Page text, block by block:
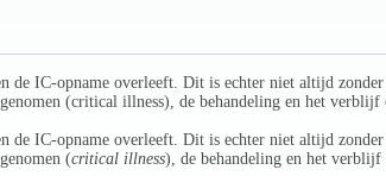
IC-opname overleeft. Dit is echter niet altijd zonder
(critical illness), de behandeling en het
IC-opname overleeft. Dit is echter niet altijd zonder
(critical illness), de behandeling en het verblijf